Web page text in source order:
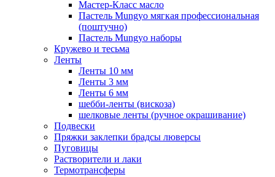
Мастер-Класс масло
Пастель Mungyo мягкая профессиональная
(поштучно)
Пастель Mungyo наборы
Кружево и тесьма
Ленты
Ленты 10 мм
Ленты 3 мм
Ленты 6 мм
шебби-ленты (вискоза)
шелковые ленты (ручное окрашивание)
Подвески
Пряжки заклепки брадсы люверсы
Пуговицы
Растворители и лаки
Термотрансферы